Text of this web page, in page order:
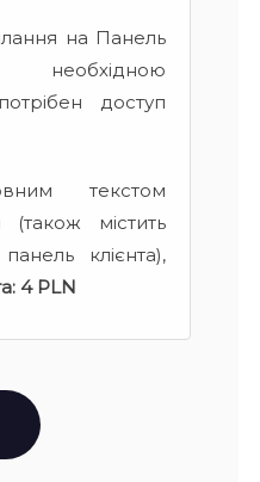
на Панель
доступ
текстом
(також містить
клієнта),
4 PLN